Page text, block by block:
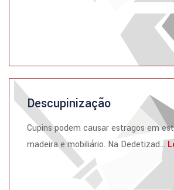
Descupinização
Cupins podem causar estragos em
madeira e mobiliário. Na Dedetizad...